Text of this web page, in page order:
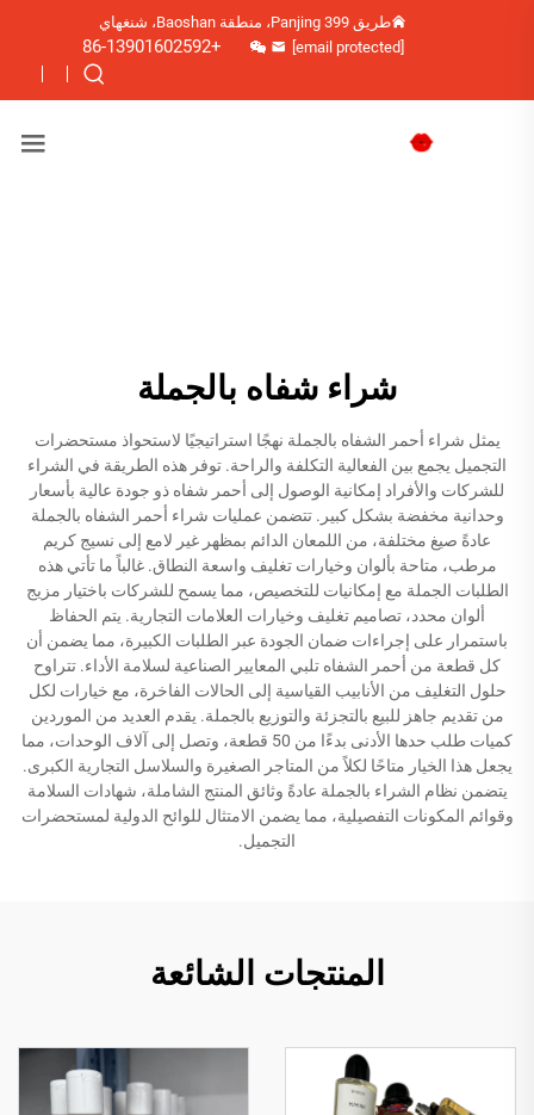
طريق Panjing 399، منطقة Baoshan، شنغهاي
[email protected]
+86-13901602592
شراء شفاه بالجملة
يمثل شراء أحمر الشفاه بالجملة نهجًا استراتيجيًا لاستحواذ مستحضرات
التجميل يجمع بين الفعالية التكلفة والراحة. توفر هذه الطريقة في الشراء
للشركات والأفراد إمكانية الوصول إلى أحمر شفاه ذو جودة عالية بأسعار
وحدانية مخفضة بشكل كبير. تتضمن عمليات شراء أحمر الشفاه بالجملة
عادةً صيغ مختلفة، من اللمعان الدائم بمظهر غير لامع إلى نسيج كريم
مرطب، متاحة بألوان وخيارات تغليف واسعة النطاق. غالباً ما تأتي هذه
الطلبات الجملة مع إمكانيات للتخصيص، مما يسمح للشركات باختيار مزيج
ألوان محدد، تصاميم تغليف وخيارات العلامات التجارية. يتم الحفاظ
باستمرار على إجراءات ضمان الجودة عبر الطلبات الكبيرة، مما يضمن أن
كل قطعة من أحمر الشفاه تلبي المعايير الصناعية لسلامة الأداء. تتراوح
حلول التغليف من الأنابيب القياسية إلى الحالات الفاخرة، مع خيارات لكل
من تقديم جاهز للبيع بالتجزئة والتوزيع بالجملة. يقدم العديد من الموردين
كميات طلب حدها الأدنى بدءًا من 50 قطعة، وتصل إلى آلاف الوحدات، مما
يجعل هذا الخيار متاحًا لكلاً من المتاجر الصغيرة والسلاسل التجارية الكبرى.
يتضمن نظام الشراء بالجملة عادةً وثائق المنتج الشاملة، شهادات السلامة
وقوائم المكونات التفصيلية، مما يضمن الامتثال للوائح الدولية لمستحضرات
التجميل.
المنتجات الشائعة